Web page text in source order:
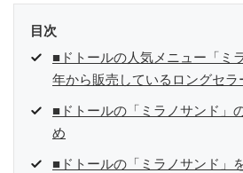
目次
■ドトールの人気メニュー「ミ
年から販売しているロングセラ
■ドトールの「ミラノサンド」
め
■ドトールの「ミラノサンド」